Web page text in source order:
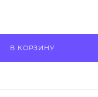
В КОРЗИНУ